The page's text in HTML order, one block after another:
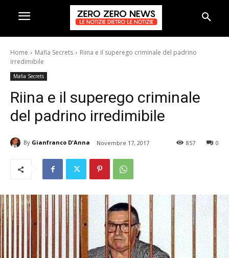
Home Mafia Secrets
Riina e il superego criminale del padrino
irredimibile
Mafia Secrets
Riina e il superego criminale
del padrino irredimibile
By Gianfranco D'Anna Novembre 17, 2017 0
857